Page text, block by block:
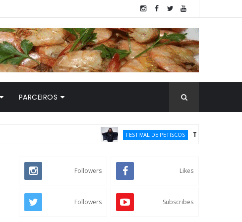
PARCEIROS
FESTIVAL DE PETISCOS Toni Garrido chega
Followers Likes
Followers Subscribes